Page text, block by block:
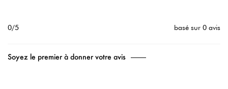
0/5 basé sur 0 avis
Soyez le premier à donner votre avis